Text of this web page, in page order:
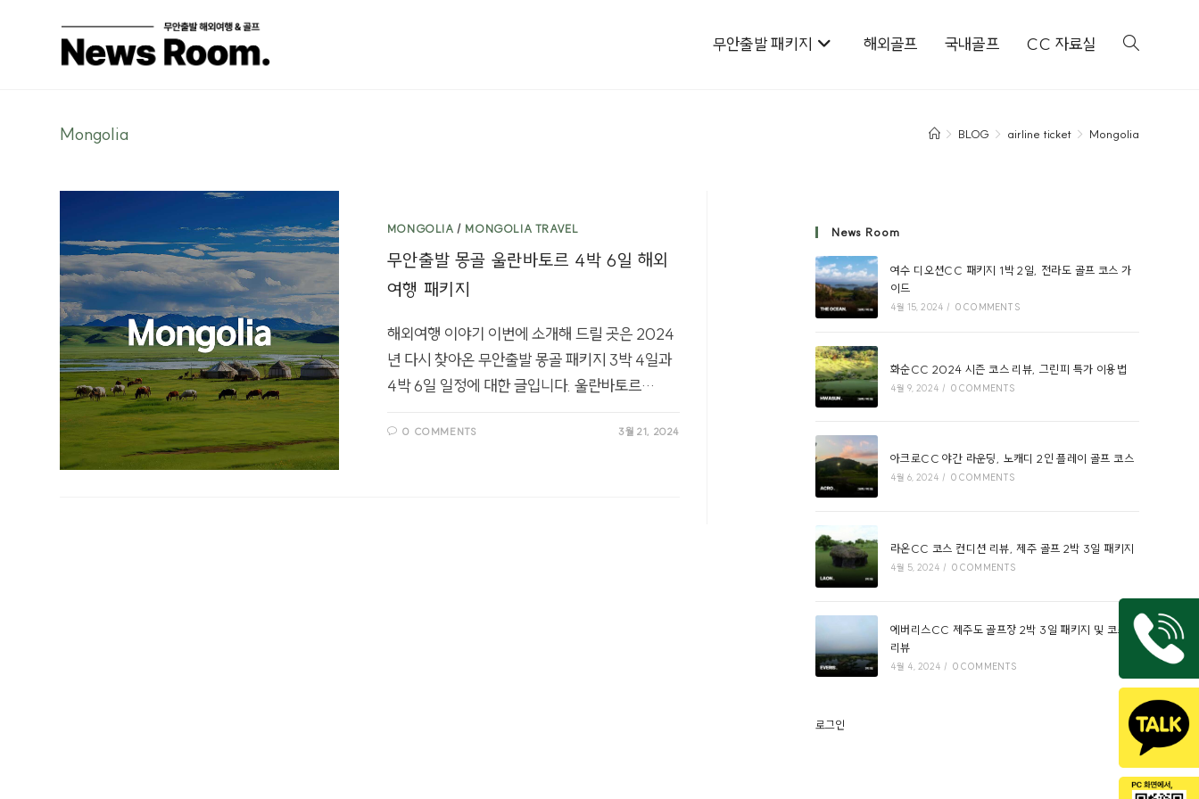
무안출발 패키지 해외골프 국내골프 CC 자료실
Mongolia > BLOG > airline ticket > Mongolia
MONGOLIA / MONGOLIA TRAVEL
무안출발 몽골 울란바토르 4박 6일 해외
여행 패키지
해외여행 이야기 이번에 소개해 드릴 곳은 2024
년 다시 찾아온 무안출발 몽골 패키지 3박 4일과
4박 6일 일정에 대한 글입니다. 울란바토르…
0 COMMENTS 3월 21, 2024
News Room
여수 디오션CC 패키지 1박 2일, 전라도 골프 코스 가
이드
4월 15, 2024 / 0 COMMENTS
화순CC 2024 시즌 코스 리뷰, 그린피 특가 이용법
4월 9, 2024 / 0 COMMENTS
아크로CC 야간 라운딩, 노캐디 2인 플레이 골프 코스
4월 6, 2024 / 0 COMMENTS
라온CC 코스 컨디션 리뷰, 제주 골프 2박 3일 패키지
4월 5, 2024 / 0 COMMENTS
에버리스CC 제주도 골프장 2박 3일 패키지 및 코스
리뷰
4월 4, 2024 / 0 COMMENTS
로그인